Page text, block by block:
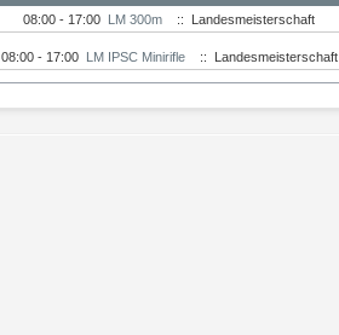
08:00 - 17:00 LM 300m :: Landesmeisterschaft
08:00 - 17:00 LM IPSC Minirifle :: Landesmeisterschaft